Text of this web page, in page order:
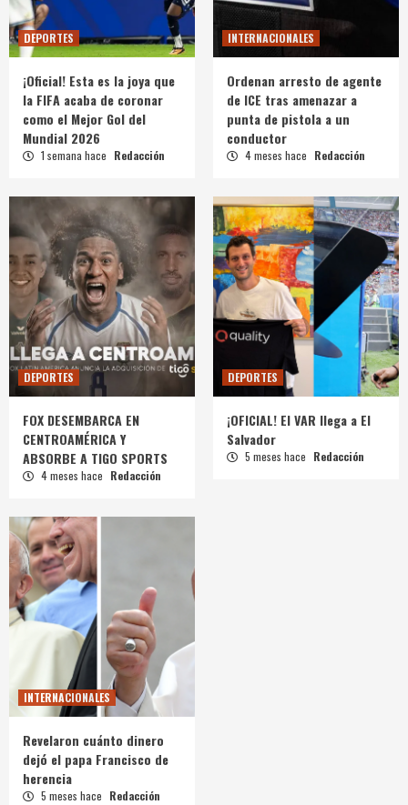
DEPORTES
¡Oficial! Esta es la joya que
la FIFA acaba de coronar
como el Mejor Gol del
Mundial 2026
1 semana hace Redacción
INTERNACIONALES
Ordenan arresto de agente
de ICE tras amenazar a
punta de pistola a un
conductor
4 meses hace Redacción
DEPORTES
FOX DESEMBARCA EN
CENTROAMÉRICA Y
ABSORBE A TIGO SPORTS
4 meses hace Redacción
DEPORTES
¡OFICIAL! El VAR llega a El
Salvador
5 meses hace Redacción
INTERNACIONALES
Revelaron cuánto dinero
dejó el papa Francisco de
herencia
5 meses hace Redacción